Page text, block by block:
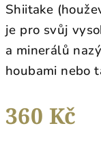
Shiitake
je pro svůj
a minerálů
houbami nebo
360 Kč